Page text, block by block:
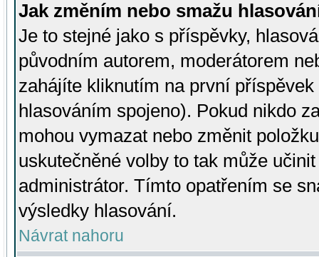
Jak změním nebo smažu
Je to stejné jako s příspěvky,
původním autorem, moderátorem
zahájíte kliknutím na první
hlasováním spojeno). Pokud nikdo
mohou vymazat nebo změnit
uskutečněné volby to tak může
administrátor. Tímto opatřením se
výsledky hlasování.
Návrat nahoru